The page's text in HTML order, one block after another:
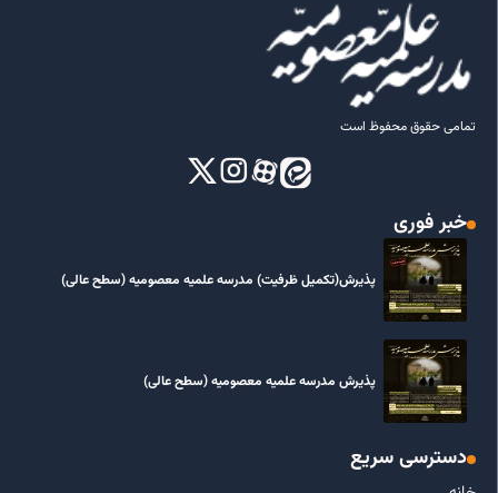
تمامی حقوق محفوظ است
خبر فوری
پذیرش(تکمیل ظرفیت) مدرسه علمیه معصومیه‌ (سطح عالی)
پذیرش مدرسه علمیه معصومیه‌ (سطح عالی)
دسترسی سریع